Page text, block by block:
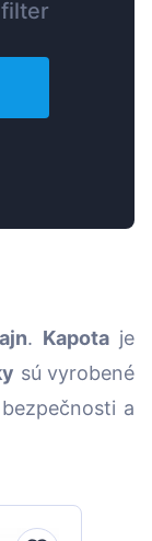
. Kapota je
sú vyrobené
a